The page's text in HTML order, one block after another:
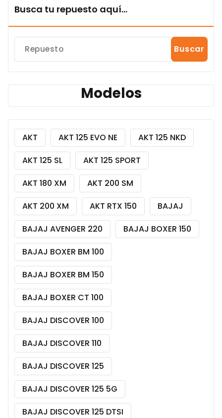
Busca tu repuesto aquí...
Buscar
Modelos
AKT AKT 125 EVO NE
AKT 125 NKD
AKT 125 SL
AKT 125 SPORT
AKT 180 XM
AKT 200 SM
AKT 200 XM
AKT RTX 150
BAJAJ
BAJAJ AVENGER 220
BAJAJ BOXER 150
BAJAJ BOXER BM 100
BAJAJ BOXER BM 150
BAJAJ BOXER CT 100
BAJAJ DISCOVER 100
BAJAJ DISCOVER 110
BAJAJ DISCOVER 125
BAJAJ DISCOVER 125 5G
BAJAJ DISCOVER 125 DTSI